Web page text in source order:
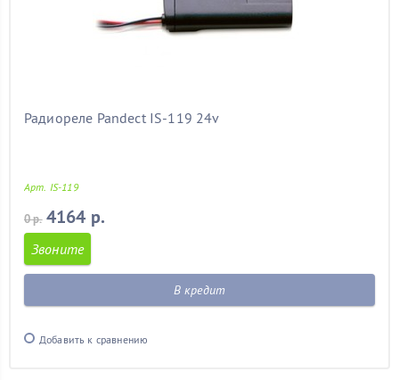
Радиореле Pandect IS-119 24v
Арт. IS-119
0 р. 4164 р.
Звоните
В кредит
Добавить к сравнению